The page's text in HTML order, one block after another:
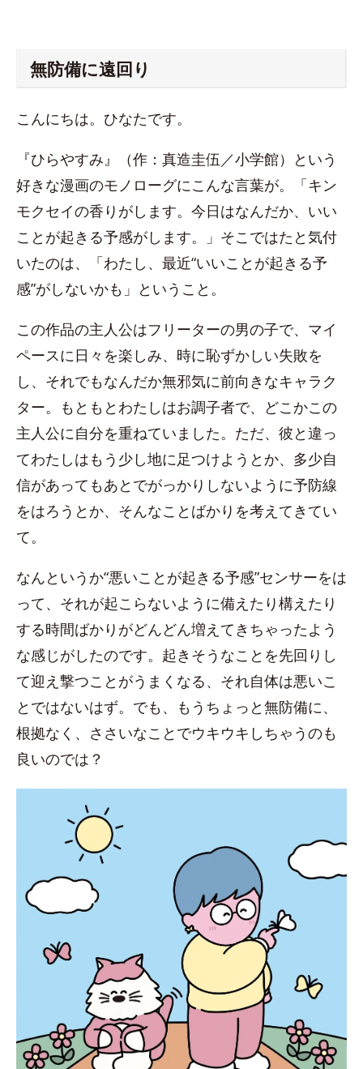
無防備に遠回り
こんにちは。ひなたです。
『ひらやすみ』（作：真造圭伍／小学館）という
好きな漫画のモノローグにこんな言葉が。「キン
モクセイの香りがします。今日はなんだか、いい
ことが起きる予感がします。」そこではたと気付
いたのは、「わたし、最近“いいことが起きる予
感”がしないかも」ということ。
この作品の主人公はフリーターの男の子で、マイ
ペースに日々を楽しみ、時に恥ずかしい失敗を
し、それでもなんだか無邪気に前向きなキャラク
ター。もともとわたしはお調子者で、どこかこの
主人公に自分を重ねていました。ただ、彼と違っ
てわたしはもう少し地に足つけようとか、多少自
信があってもあとでがっかりしないように予防線
をはろうとか、そんなことばかりを考えてきてい
て。
なんというか“悪いことが起きる予感”センサーをは
って、それが起こらないように備えたり構えたり
する時間ばかりがどんどん増えてきちゃったよう
な感じがしたのです。起きそうなことを先回りし
て迎え撃つことがうまくなる、それ自体は悪いこ
とではないはず。でも、もうちょっと無防備に、
根拠なく、ささいなことでウキウキしちゃうのも
良いのでは？